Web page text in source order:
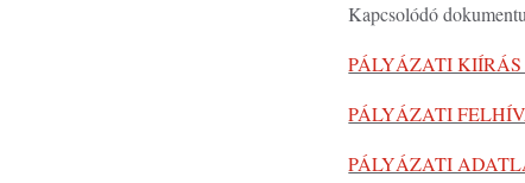
Kapcsolódó
PÁLYÁZATI
PÁLYÁZATI
PÁLYÁZATI